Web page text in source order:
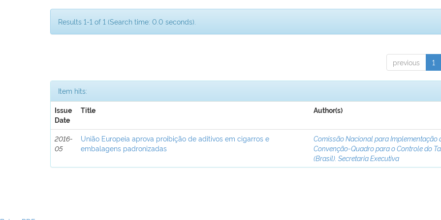
Results 1-1 of 1 (Search time: 0.0 seconds).
previous 1
Item hits:
Issue
Date
Title Author(s)
2016-
05
União Europeia aprova proibição de aditivos em cigarros e
embalagens padronizadas
Comissão Nacional para Implementação
Convenção-Quadro para o Controle do
(Brasil). Secretaria Executiva